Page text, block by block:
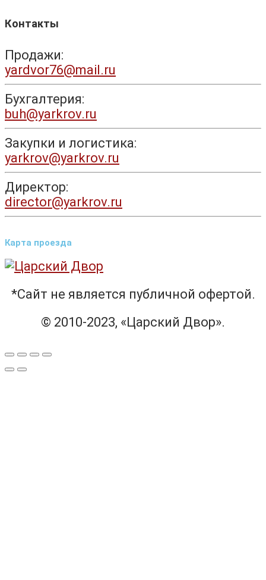
Контакты
Продажи:
yardvor76@mail.ru
Бухгалтерия:
buh@yarkrov.ru
Закупки и логистика:
yarkrov@yarkrov.ru
Директор:
director@yarkrov.ru
Карта проезда
*Сайт не является публичной офертой.
© 2010-2023, «Царский Двор».